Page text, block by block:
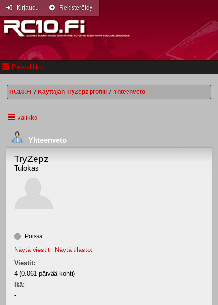
Päävalikko
Kirjaudu Rekisteröidy
RC10.FI / Käyttäjän TryZepz profiili / Yhteenveto
valikko
Yhteenveto
TryZepz
Tulokas
Poissa
Näytä viestit
Näytä tilastot
Viestit:
4 (0.061 päivää kohti)
Ikä:
-